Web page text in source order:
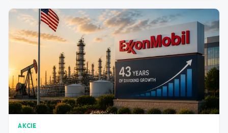
až 7 %. Jde o skutečnou příležitost, nebo jen o relativně
levné akcie v sektoru, který se stal příliš drahým.
AKCIE